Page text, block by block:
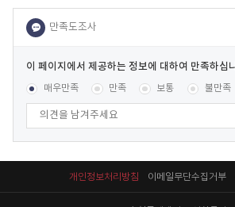
이
페
이
에
서
콘텐츠 만족도 조사 [평균 1.05 점 / 2271명 참여]
매우만족 만족 보통 불만족
개인정보처리방침 이메일무단수집거부